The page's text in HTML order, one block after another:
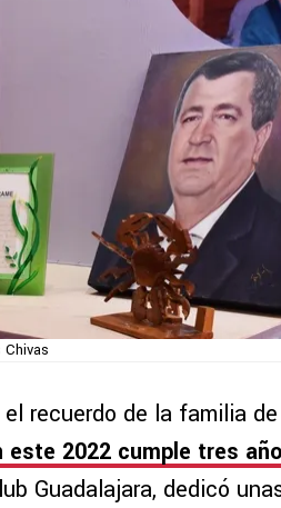
recuerdo de la familia de
2022 cumple tres
Guadalajara, dedicó